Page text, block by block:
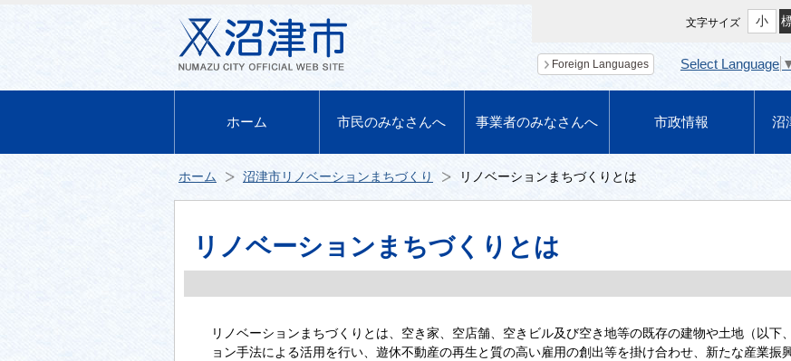
ホーム 市民のみなさんへ 事業者のみなさんへ 市政情報 沼
文字サイズ 小
Foreign Languages Select Language
ホーム 沼津市リノベーションまちづくり リノベーションまちづくりとは
リノベーションまちづくりとは
リノベーションまちづくりとは、空き家、空店舗、空きビル及び空き地等の既存の建物や土地（以下
ョン手法による活用を行い、遊休不動産の再生と質の高い雇用の創出等を掛け合わせ、新たな産業振